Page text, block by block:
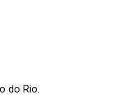
do Rio.